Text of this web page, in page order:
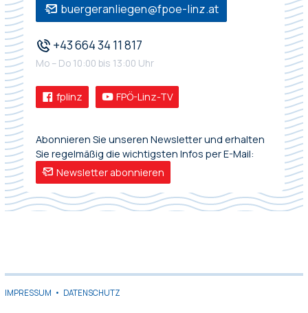
buergeranliegen@fpoe-linz.at
+43 664 34 11 817
Mo – Do 10:00 bis 13:00 Uhr
fplinz FPÖ-Linz-TV
Abonnieren Sie unseren Newsletter und erhalten
Sie regelmäßig die wichtigsten Infos per E-Mail:
Newsletter abonnieren
IMPRESSUM • DATENSCHUTZ